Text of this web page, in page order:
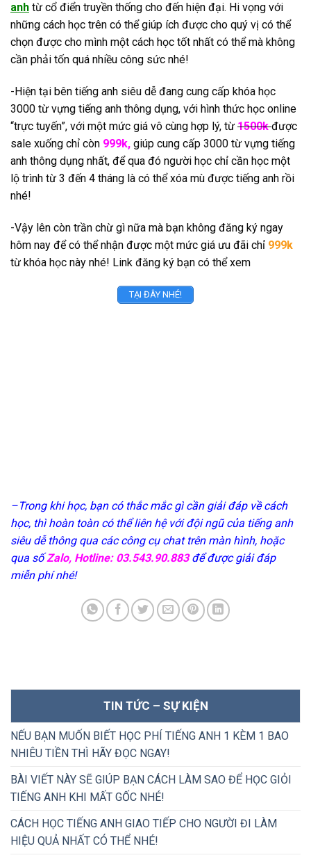
anh từ cổ điển truyền thống cho đến hiện đại. Hi vọng với
những cách học trên có thể giúp ích được cho quý vị có thể
chọn được cho mình một cách học tốt nhất có thể mà không
cần phải tốn quá nhiều công sức nhé!
-Hiện tại bên tiếng anh siêu dễ đang cung cấp khóa học
3000 từ vựng tiếng anh thông dụng, với hình thức học online
“trực tuyến”, với một mức giá vô cùng hợp lý, từ 1500k được
sale xuống chỉ còn 999k, giúp cung cấp 3000 từ vựng tiếng
anh thông dụng nhất, để qua đó người học chỉ cần học một
lộ trình từ 3 đến 4 tháng là có thể xóa mù được tiếng anh rồi
nhé!
-Vậy lên còn trần chừ gì nữa mà bạn không đăng ký ngay
hôm nay để có thể nhận được một mức giá ưu đãi chỉ 999k
từ khóa học này nhé! Link đăng ký bạn có thể xem
TẠI ĐÂY NHÉ!
–Trong khi học, bạn có thắc mắc gì cần giải đáp về cách
học, thì hoàn toàn có thể liên hệ với đội ngũ của tiếng anh
siêu dễ thông qua các công cụ chat trên màn hình, hoặc
qua sốZalo, Hotline: 03.543.90.883 để được giải đáp
miễn phí nhé!
TIN TỨC – SỰ KIỆN
NẾU BẠN MUỐN BIẾT HỌC PHÍ TIẾNG ANH 1 KÈM 1 BAO
NHIÊU TIỀN THÌ HÃY ĐỌC NGAY!
BÀI VIẾT NÀY SẼ GIÚP BẠN CÁCH LÀM SAO ĐỂ HỌC GIỎI
TIẾNG ANH KHI MẤT GỐC NHÉ!
CÁCH HỌC TIẾNG ANH GIAO TIẾP CHO NGƯỜI ĐI LÀM
HIỆU QUẢ NHẤT CÓ THỂ NHÉ!